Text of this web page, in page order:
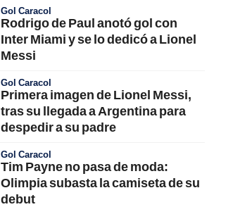
Gol Caracol
Rodrigo de Paul anotó gol con
Inter Miami y se lo dedicó a Lionel
Messi
Gol Caracol
Primera imagen de Lionel Messi,
tras su llegada a Argentina para
despedir a su padre
Gol Caracol
Tim Payne no pasa de moda:
Olimpia subasta la camiseta de su
debut